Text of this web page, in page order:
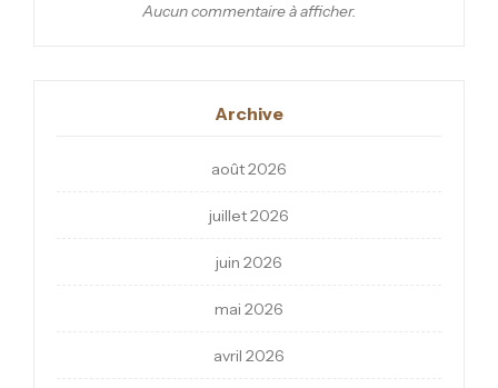
Aucun commentaire à afficher.
Archive
août 2026
juillet 2026
juin 2026
mai 2026
avril 2026